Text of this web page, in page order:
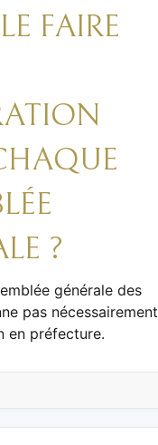
FAIRE
?
générale des
pas nécessairement
en préfecture.